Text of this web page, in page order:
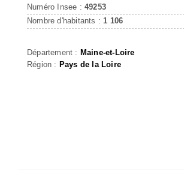
Numéro Insee : 49253
Nombre d'habitants : 1 106
Département : Maine-et-Loire
Région : Pays de la Loire